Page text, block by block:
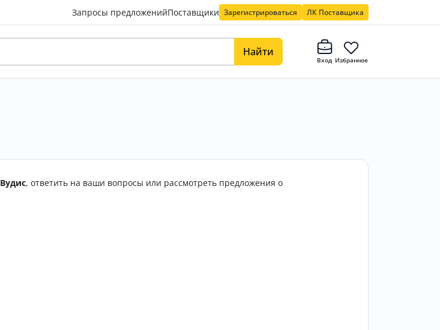
Запросы предложенийПоставщики Зарегистрироваться ЛК Поставщика
Найти
Вход Избранное
Вудис, ответить на ваши вопросы или рассмотреть предложения о